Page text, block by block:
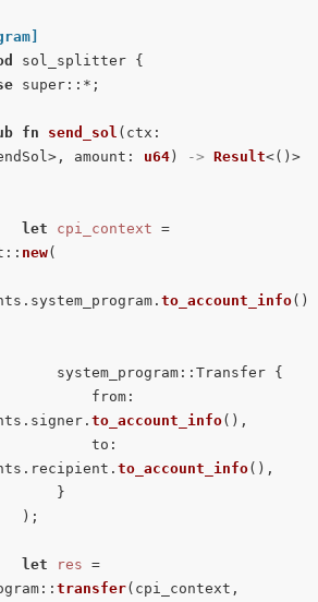
sol_splitter {
super::*;
fn send_sol (ctx:
amount: u64) -> Result<()>
let cpi_context =
new(
to_account_info()
to_account_info(),
to_account_info(),
let res =
transfer(cpi_context,